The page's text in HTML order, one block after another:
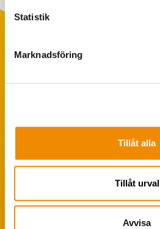
Statistik
Marknadsföring
Tillåt alla
Tillåt urval
Avvisa